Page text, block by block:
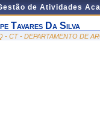
de Atividades
Tavares Da Silva
- CT - DEPARTAMENTO DE